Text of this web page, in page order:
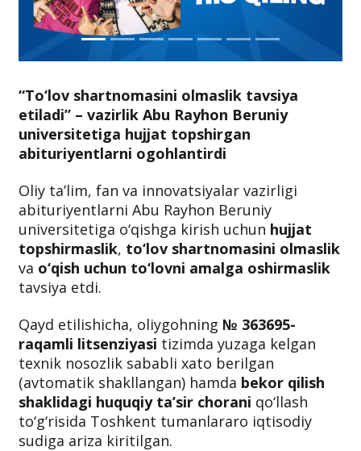
“To‘lov shartnomasini olmaslik tavsiya
etiladi” – vazirlik Abu Rayhon Beruniy
universitetiga hujjat topshirgan
abituriyentlarni ogohlantirdi
Oliy ta’lim, fan va innovatsiyalar vazirligi
abituriyentlarni Abu Rayhon Beruniy
universitetiga o‘qishga kirish uchun hujjat
topshirmaslik, to‘lov shartnomasini olmaslik
va o‘qish uchun to‘lovni amalga oshirmaslik
tavsiya etdi.
Qayd etilishicha, oliygohning № 363695-
raqamli litsenziyasi tizimda yuzaga kelgan
texnik nosozlik sababli xato berilgan
(avtomatik shakllangan) hamda bekor qilish
shaklidagi huquqiy ta’sir chorani qo‘llash
to‘g‘risida Toshkent tumanlararo iqtisodiy
sudiga ariza kiritilgan.